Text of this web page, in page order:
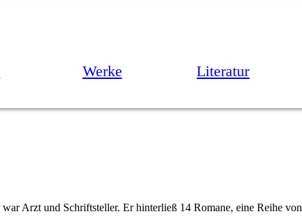
Werke Literatur
Arzt und Schriftsteller. Er hinterließ 14 Romane, eine Reihe